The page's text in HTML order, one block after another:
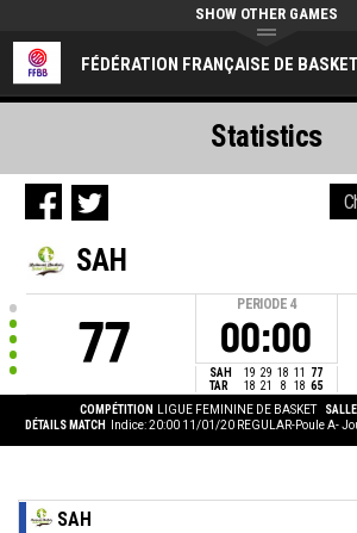
FÉDÉRATION FRANÇAISE DE
SHOW OTHER GAMES
SAH
77
PERIODE 4
00:00
SAH 19 29 18 11
77
TAR
18 21 8 18 65
COMPÉTITION LIGUE FEMININE DE BASKET SALLE
DÉTAILS MATCH
Indice: 20:00 11/01/20 REGULAR-Poule A-
Statistics
SAH